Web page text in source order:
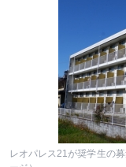
レオパレス21が奨学生の